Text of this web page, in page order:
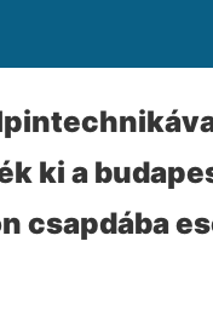
ki a
csapdába